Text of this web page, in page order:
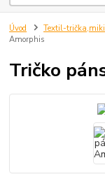
Úvod Textil-
Amorphis
Tričko